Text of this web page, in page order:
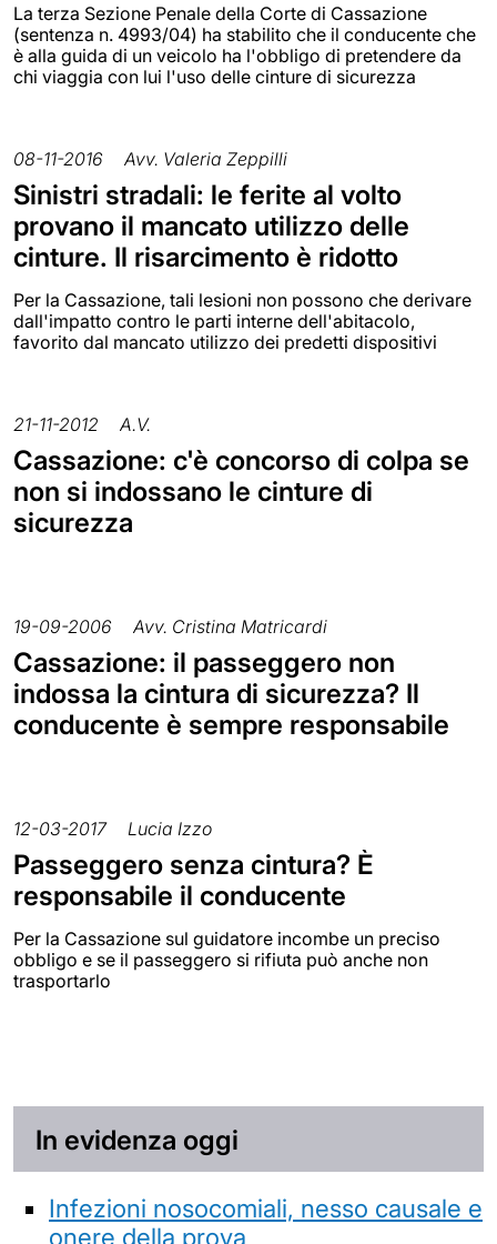
La terza Sezione Penale della Corte di Cassazione
(sentenza n. 4993/04) ha stabilito che il conducente che
è alla guida di un veicolo ha l'obbligo di pretendere da
chi viaggia con lui l'uso delle cinture di sicurezza
08-11-2016 Avv. Valeria Zeppilli
Sinistri stradali: le ferite al volto
provano il mancato utilizzo delle
cinture. Il risarcimento è ridotto
Per la Cassazione, tali lesioni non possono che derivare
dall'impatto contro le parti interne dell'abitacolo,
favorito dal mancato utilizzo dei predetti dispositivi
21-11-2012 A.V.
Cassazione: c'è concorso di colpa se
non si indossano le cinture di
sicurezza
19-09-2006 Avv. Cristina Matricardi
Cassazione: il passeggero non
indossa la cintura di sicurezza? Il
conducente è sempre responsabile
12-03-2017 Lucia Izzo
Passeggero senza cintura? È
responsabile il conducente
Per la Cassazione sul guidatore incombe un preciso
obbligo e se il passeggero si rifiuta può anche non
trasportarlo
In evidenza oggi
Infezioni nosocomiali, nesso causale e
onere della prova